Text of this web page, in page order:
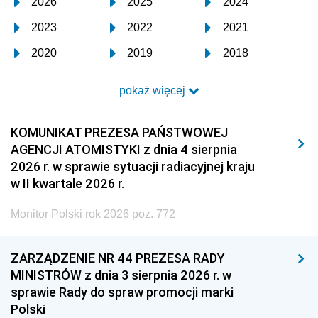
2023 2022 2021
2020 2019 2018
2017 2016 2015
2014 2013 2012
2011 2010 2009
2008 2007 2006
2005
1996 1995 1994
1993 1992 1991
1990
pokaż więcej
KOMUNIKAT PREZESA PAŃSTWOWEJ
AGENCJI ATOMISTYKI z dnia 4 sierpnia
2026 r. w sprawie sytuacji radiacyjnej kraju
w II kwartale 2026 r.
Monitor Polski rok 2026 poz. 772
ZARZĄDZENIE NR 44 PREZESA RADY
MINISTRÓW z dnia 3 sierpnia 2026 r. w
sprawie Rady do spraw promocji marki
Polski